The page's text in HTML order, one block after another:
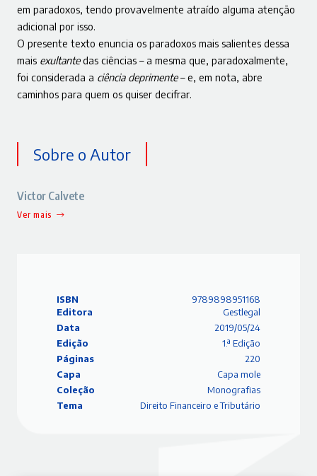
em paradoxos, tendo provavelmente atraído alguma atenção
adicional por isso.
O presente texto enuncia os paradoxos mais salientes dessa
mais exultantedas ciências – a mesma que, paradoxalmente,
foi considerada a ciência deprimente– e, em nota, abre
caminhos para quem os quiser decifrar.
Sobre o Autor
Victor Calvete
Ver mais
ISBN
9789898951168
Editora
Gestlegal
Data
2019/05/24
Edição
1.ª Edição
Páginas
220
Capa
Capa mole
Coleção
Monografias
Tema
Direito Financeiro e Tributário